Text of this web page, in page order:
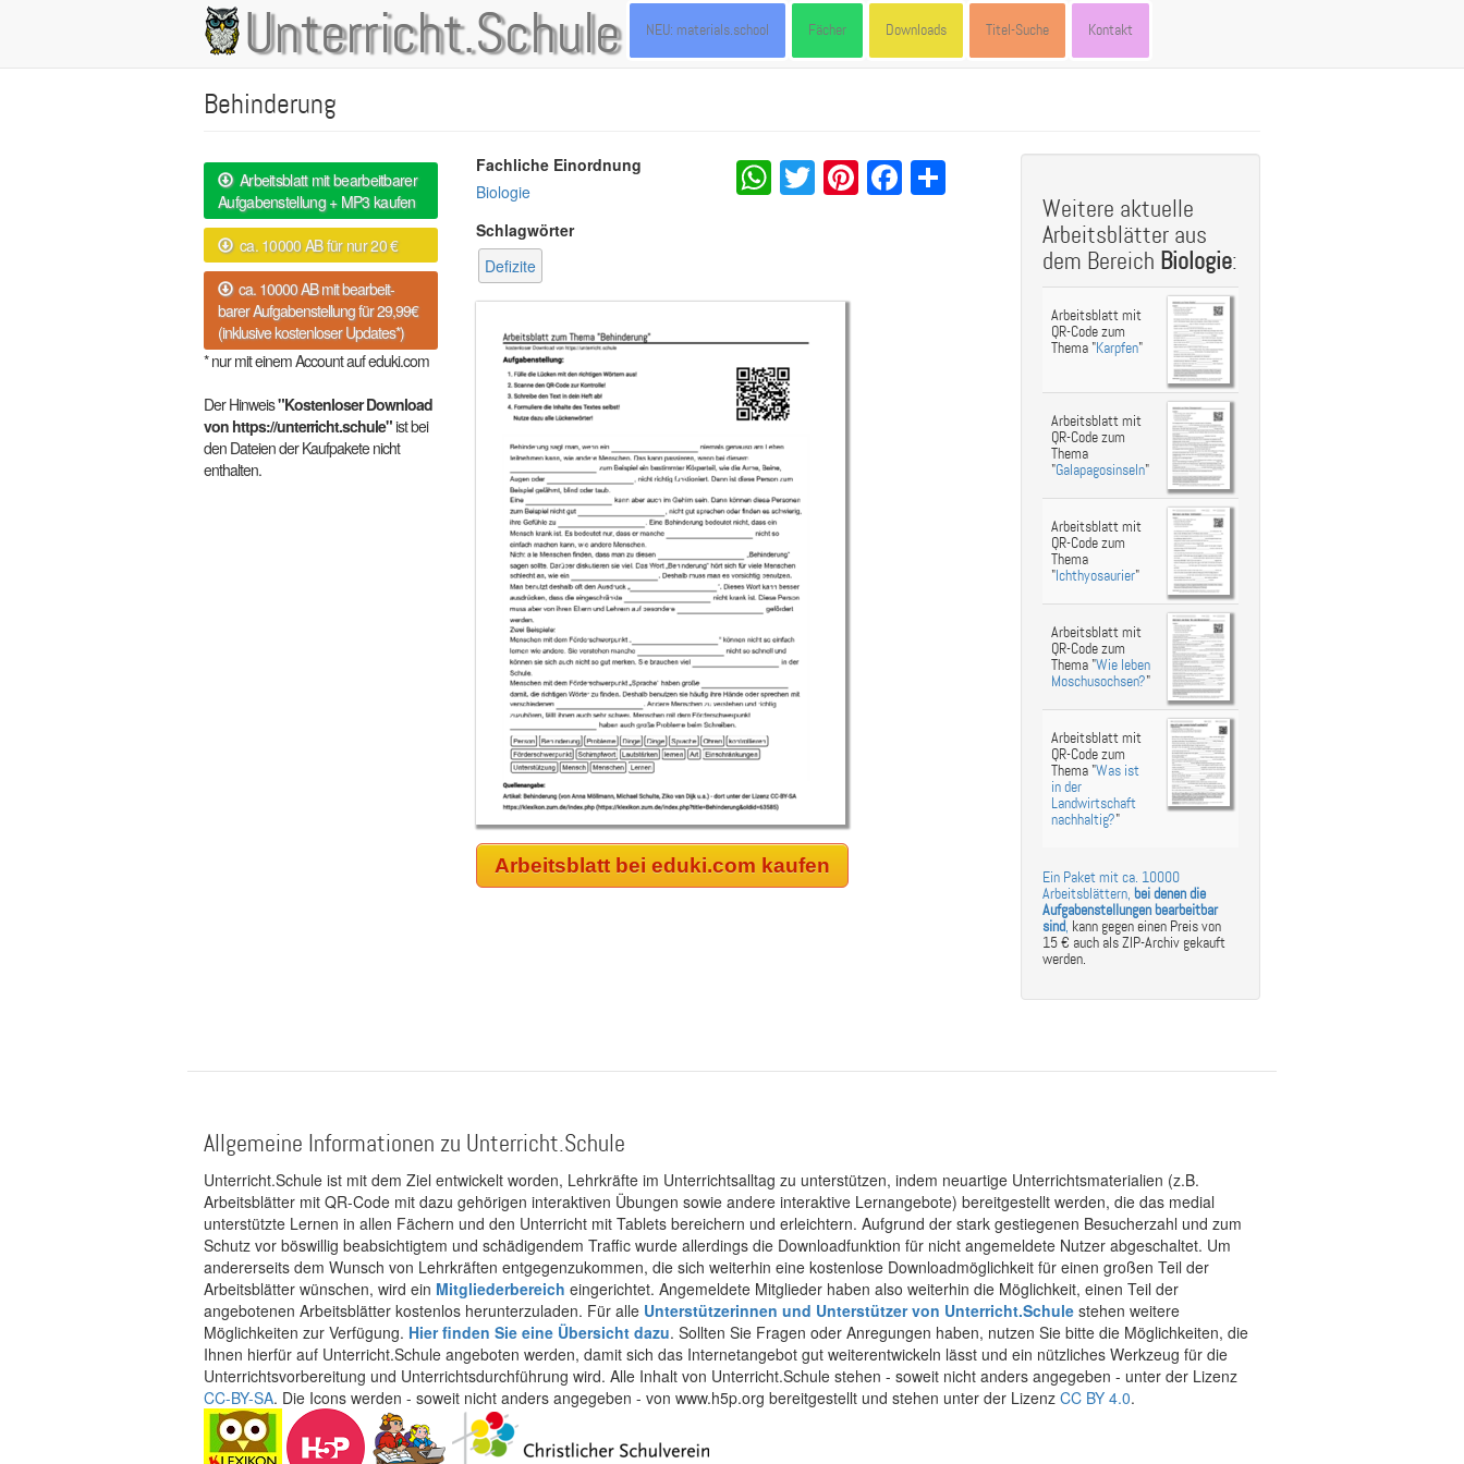
Unterricht.Schule
Main
navigation
NEU: materials.school Fächer Downloads Titel-Suche Kontakt
Behinderung
Arbeitsblatt mit bearbeitbarer
Aufgabenstellung + MP3 kaufen
ca. 10000 AB für nur 20 €
ca. 10000 AB mit bearbeit-
barer Aufgabenstellung für 29,99€
(inklusive kostenloser Updates*)
* nur mit einem Account auf eduki.com
Der Hinweis"Kostenloser Download
von https://unterricht.schule"ist bei
den Dateien der Kaufpakete nicht
enthalten.
Fachliche Einordnung
Biologie
Schlagwörter
Defizite
WhatsApp
Twitter
Pinterest
Facebook
Share
Arbeitsblatt bei eduki.com kaufen
Weitere aktuelle
Arbeitsblätter aus
dem Bereich Biologie:
Arbeitsblatt mit
QR-Code zum
Thema "Karpfen"
Arbeitsblatt mit
QR-Code zum
Thema
"Galapagosinseln"
Arbeitsblatt mit
QR-Code zum
Thema
"Ichthyosaurier"
Arbeitsblatt mit
QR-Code zum
Thema "Wie leben
Moschusochsen?"
Arbeitsblatt mit
QR-Code zum
Thema "Was ist
in der
Landwirtschaft
nachhaltig?"
Ein Paket mit ca. 10000
Arbeitsblättern, bei denen die
Aufgabenstellungen bearbeitbar
sind, kann gegen einen Preis von
15 € auch als ZIP-Archiv gekauft
werden.
Allgemeine Informationen zu Unterricht.Schule
Unterricht.Schule ist mit dem Ziel entwickelt worden, Lehrkräfte im Unterrichtsalltag zu unterstützen, indem neuartige Unterrichtsmaterialien (z.B.
Arbeitsblätter mit QR-Code mit dazu gehörigen interaktiven Übungen sowie andere interaktive Lernangebote) bereitgestellt werden, die das medial
unterstützte Lernen in allen Fächern und den Unterricht mit Tablets bereichern und erleichtern. Aufgrund der stark gestiegenen Besucherzahl und zum
Schutz vor böswillig beabsichtigtem und schädigendem Traffic wurde allerdings die Downloadfunktion für nicht angemeldete Nutzer abgeschaltet. Um
andererseits dem Wunsch von Lehrkräften entgegenzukommen, die sich weiterhin eine kostenlose Downloadmöglichkeit für einen großen Teil der
Arbeitsblätter wünschen, wird ein Mitgliederbereich eingerichtet. Angemeldete Mitglieder haben also weiterhin die Möglichkeit, einen Teil der
angebotenen Arbeitsblätter kostenlos herunterzuladen. Für alle Unterstützerinnen und Unterstützer von Unterricht.Schule stehen weitere
Möglichkeiten zur Verfügung. Hier finden Sie eine Übersicht dazu. Sollten Sie Fragen oder Anregungen haben, nutzen Sie bitte die Möglichkeiten, die
Ihnen hierfür auf Unterricht.Schule angeboten werden, damit sich das Internetangebot gut weiterentwickeln lässt und ein nützliches Werkzeug für die
Unterrichtsvorbereitung und Unterrichtsdurchführung wird. Alle Inhalt von Unterricht.Schule stehen - soweit nicht anders angegeben - unter der Lizenz
CC-BY-SA. Die Icons werden - soweit nicht anders angegeben - von www.h5p.org bereitgestellt und stehen unter der Lizenz CC BY 4.0.